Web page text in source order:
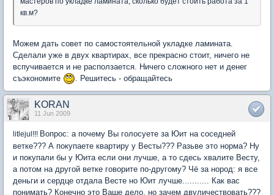
кв.м?
Можем дать совет по самостоятельной укладке ламината.
Сделали уже в двух квартирах, все прекрасно стоит, ничего не
вспучивается и не расползается. Ничего сложного нет и денег
съэкономите
. Решитесь - обращайтесь
KORAN
11 Jun 2009
litlejul!!! Вопрос: а почему Вы голосуете за Юит на соседней
ветке??? А покупаете квартиру у Весты??? Разьве это норма? Ну
и покупали бы у Юита если они лучше, а то сдесь хвалите Весту,
а потом на другой ветке говорите по-другому? Чё за нород: я все
деньги и сердце отдала Весте но Юит лучше........... Как вас
понимать? Конечно это Ваше дело, но зачем двуличествовать???